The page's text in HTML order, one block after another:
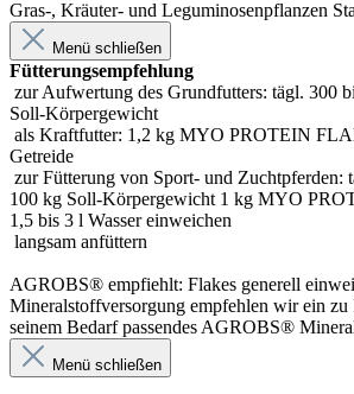
Gras-, Kräuter- und Leguminosenpflanzen
Menü schließen
Fütterungsempfehlung
zur Aufwertung des Grundfutters: tägl. 300
Soll-Körpergewicht
als Kraftfutter: 1,2 kg MYO PROTEIN
Getreide
zur Fütterung von Sport- und Zuchtpferden:
100 kg Soll-Körpergewicht 1 kg MYO
1,5 bis 3 l Wasser einweichen
langsam anfüttern
AGROBS® empfiehlt: Flakes generell
Mineralstoffversorgung empfehlen wir ein zu
seinem Bedarf passendes AGROBS®
Menü schließen